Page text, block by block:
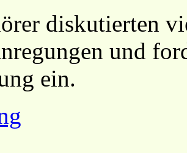
diskutierten
und
ein.